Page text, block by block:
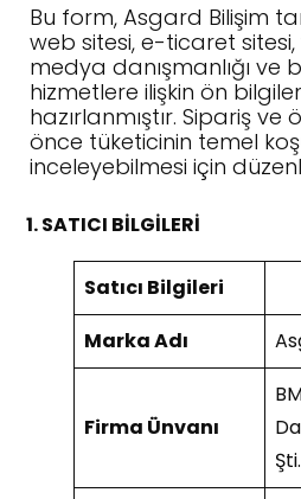
Bu form, Asgard Bilişim
web sitesi, e-ticaret sitesi,
medya danışmanlığı ve
hizmetlere ilişkin ön
hazırlanmıştır. Sipariş
önce tüketicinin temel
inceleyebilmesi için
1. SATICI BİLGİLERİ
Satıcı Bilgileri
Marka Adı
Firma Ünvanı
Şti.